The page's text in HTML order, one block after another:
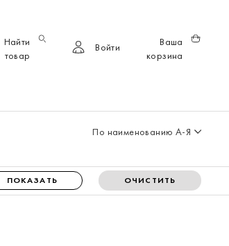
Найти
товар
Войти
Ваша
корзина
По наименованию А-Я